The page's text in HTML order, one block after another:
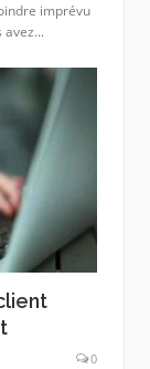
imprévu
0